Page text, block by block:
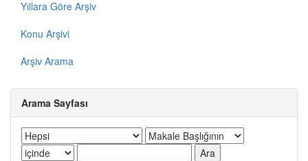
Yıllara Göre Arşiv
Konu Arşivi
Arşiv Arama
Arama Sayfası